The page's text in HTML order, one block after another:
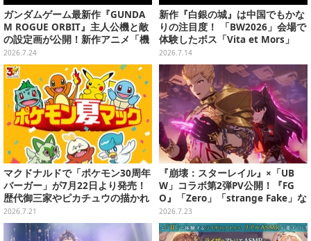
ガンダムゲーム最新作『GUNDA
M ROGUE ORBIT』主人公機と敵
の設定画が公開！新作アニメ「機
動戦士ガンダムRG アレックスゼ
ロ」の約100年後を描く作品に
2026.7.24
新作『白銀の城』は中国でもかな
りの注目度！ 「BW2026」会場で
体験したボス「Vita et Mors」
「シンデレラ」戦をお届けーパリ
ィはCBTよりも遊びやすくなった
かも【プレイ&現地ブースレポ】
2026.7.14
マクドナルドで「ポケモン30周年
バーガー」が7月22日より発売！
歴代御三家やピカチュウの描かれ
たオリジナルパッケージが可愛い
2026.7.21
『崩壊：スターレイル』×「UB
W」コラボ第2弾PV公開！『FG
O』「Zero」「strange Fake」な
ど「Fate」シリーズネタが満載の
映像に
2026.7.23